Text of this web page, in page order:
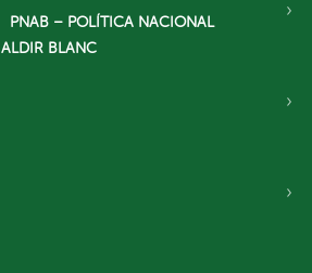
PNAB – POLÍTICA NACIONAL
ALDIR BLANC